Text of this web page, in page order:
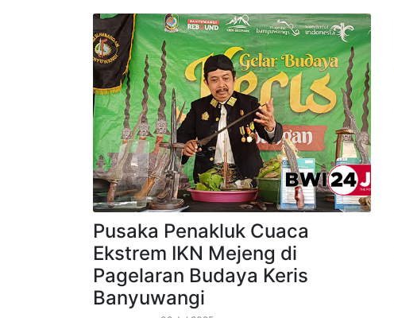
kesehatan
olahraga hiburan
Pusaka Penakluk Cuaca
Ekstrem IKN Mejeng di